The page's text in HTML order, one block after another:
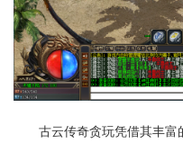
古云传奇贪玩凭借其丰富